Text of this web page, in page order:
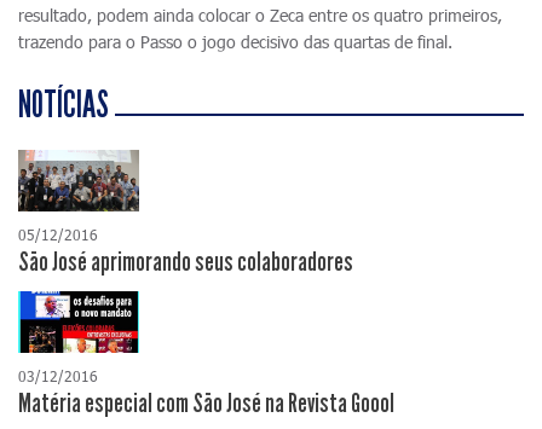
resultado, podem ainda colocar o Zeca entre os quatro primeiros,
trazendo para o Passo o jogo decisivo das quartas de final.
NOTÍCIAS
05/12/2016
São José aprimorando seus colaboradores
03/12/2016
Matéria especial com São José na Revista Goool